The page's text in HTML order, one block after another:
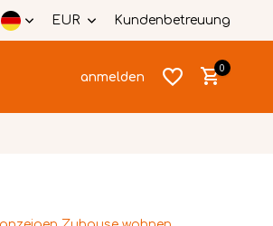
Festlich verpackt
EUR Kundenbetreuung
anmelden
0